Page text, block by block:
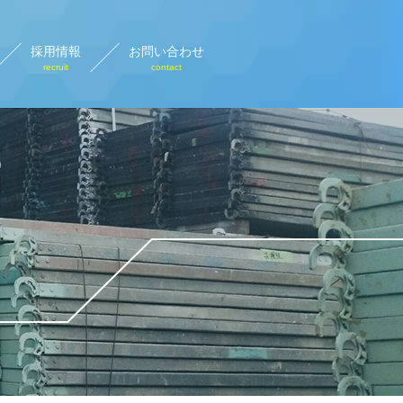
計画図
plan view
採用情報
recruit
お問い合わせ
contact